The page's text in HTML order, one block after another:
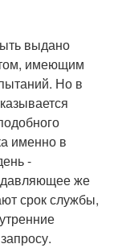
выдано
имеющим
Но в
именно в
-
же
срок службы,